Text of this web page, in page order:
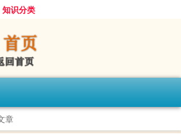
知识分类
章